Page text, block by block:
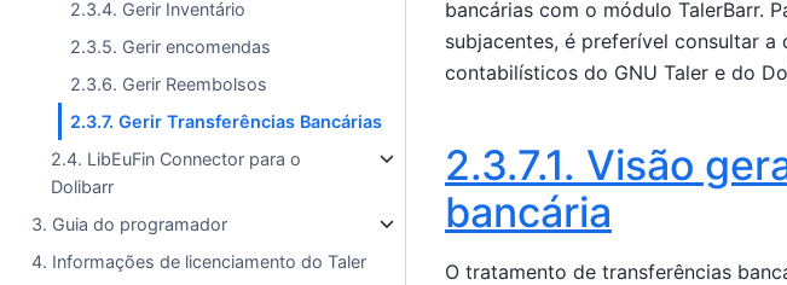
2.3.4. Gerir Inventário
2.3.5. Gerir encomendas
2.3.6. Gerir Reembolsos
2.3.7. Gerir Transferências Bancárias
2.4. LibEuFin Connector para o
Dolibarr
3. Guia do programador
4. Informações de licenciamento do Taler
bancárias com o módulo TalerBarr.
subjacentes, é preferível consultar
contabilísticos do GNU Taler e do
2.3.7.1. Visão
bancária
O tratamento de transferências